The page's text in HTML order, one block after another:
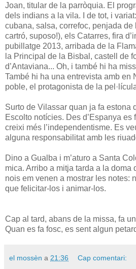
Joan, titular de la parròquia. El
dels indians a la vila. I de tot, i
cubana, salsa, correfoc, penjada de
cartró, suposo!), els Catarres, fira
pubillatge 2013, arribada de la
la Principal de la Bisbal, castell de
d’Antaviana... Oh, i també hi ha
També hi ha una entrevista amb en
poble, el protagonista de la
Surto de Vilassar quan ja fa estona
Escolto notícies. Des d’Espanya
creixi més l’independentisme. Es
alguna responsabilitat amb les
Dino a Gualba i m’aturo a Santa
mica. Arribo a mitja tarda a la doma
nois em venen a mostrar les notes:
que felicitar-los i animar-los.
Cap al tard, abans de la missa, fa
Quan es fa fosc, es sent algun
el mossèn a 21:36 Cap comentari: